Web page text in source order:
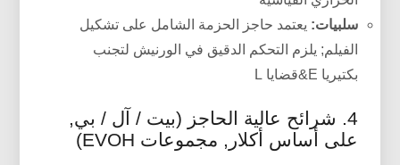
سلبيات: يعتمد حاجز الحزمة الشامل على تشكيل
الفيلم; يلزم التحكم الدقيق في الورنيش لتجنب
بكتيريا E&قضايا L
4. شرائح عالية الحاجز (بيت / آل / بي,
على أساس أكلار, مجموعات EVOH)